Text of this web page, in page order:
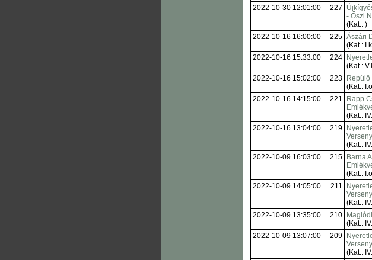
2022-10-30 12:01:00 227
- Őszi
(Kat.: )
2022-10-16 16:00:00 225 Ászári
(Kat.:
2022-10-16 15:33:00 224
(Kat.:
2022-10-16 15:02:00 223
(Kat.:
2022-10-16 14:15:00 221
Rapp
(Kat.:
2022-10-16 13:04:00 219
(Kat.:
2022-10-09 16:03:00 215
Barna
(Kat.:
2022-10-09 14:05:00 211
(Kat.:
2022-10-09 13:35:00 210
(Kat.:
2022-10-09 13:07:00 209
(Kat.: